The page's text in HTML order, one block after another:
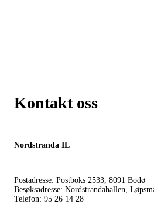
Kontakt oss
Nordstranda IL
Postadresse: Postboks 2533, 8091 Bodø
Besøksadresse: Nordstrandahallen,
Telefon: 95 26 14 28